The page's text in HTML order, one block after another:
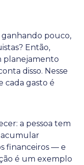
ganhando pouco,
Então,
planejamento
disso. Nesse
cada gasto é
a pessoa tem
acumular
financeiros — e
é um exemplo